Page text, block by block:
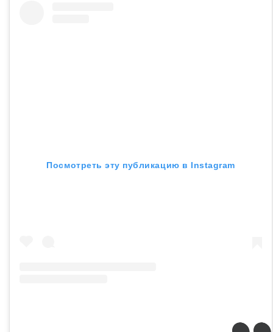
Посмотреть эту публикацию в Instagram